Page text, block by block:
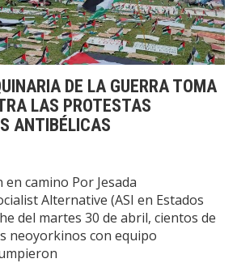
DE LA GUERRA TOMA
LAS PROTESTAS
ANTIBÉLICAS
camino Por Jesada
Alternative (ASI en Estados
del martes 30 de abril, cientos de
neoyorkinos con equipo